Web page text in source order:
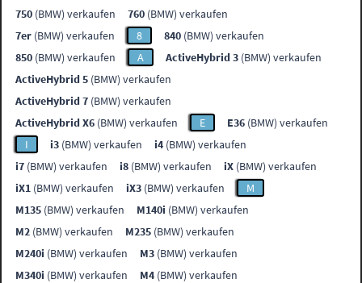
750 (BMW) verkaufen 760 (BMW) verkaufen
7er (BMW) verkaufen 8 840 (BMW) verkaufen
850 (BMW) verkaufen A ActiveHybrid 3 (BMW) verkaufen
ActiveHybrid 5 (BMW) verkaufen
ActiveHybrid 7 (BMW) verkaufen
ActiveHybrid X6 (BMW) verkaufen E E36 (BMW) verkaufen
I
i3 (BMW) verkaufen i4 (BMW) verkaufen
i7 (BMW) verkaufen i8 (BMW) verkaufen iX (BMW) verkaufen
iX1 (BMW) verkaufen iX3 (BMW) verkaufen
M
M135 (BMW) verkaufen M140i (BMW) verkaufen
M2 (BMW) verkaufen M235 (BMW) verkaufen
M240i (BMW) verkaufen M3 (BMW) verkaufen
M340i (BMW) verkaufen M4 (BMW) verkaufen